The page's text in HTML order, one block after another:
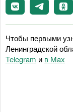
Чтобы первыми
Ленинградской
Telegram и в Maх